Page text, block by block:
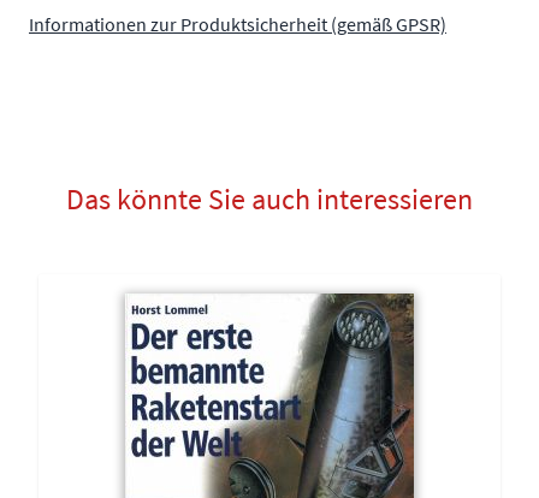
Informationen zur Produktsicherheit (gemäß GPSR)
Das könnte Sie auch interessieren